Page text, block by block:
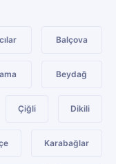
Balçova
Beydağ
Çiğli Dikili
Karabağlar